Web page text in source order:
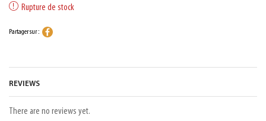
Rupture de stock
Partager sur :
REVIEWS
There are no reviews yet.